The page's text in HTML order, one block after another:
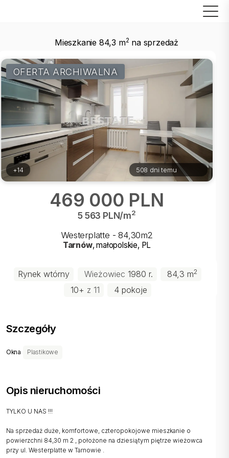
Mieszkanie 84,3 m2 na sprzedaż
OFERTA ARCHIWALNA
+14 508 dni temu
469 000 PLN
5 563 PLN/m2
Westerplatte - 84,30m2
Tarnów, małopolskie, PL
Rynek wtórny Wieżowiec 1980 r. 84,3 m2
10+ z 11 4 pokoje
Szczegóły
Okna Plastikowe
Opis nieruchomości
TYLKO U NAS !!!
Na sprzedaż duże, komfortowe, czteropokojowe mieszkanie o
powierzchni 84,30 m 2 , położone na dziesiątym piętrze wieżowca
przy ul. Westerplatte w Tarnowie .